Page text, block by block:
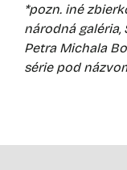
*pozn. iné
národná galéria,
Petra Michala
série pod